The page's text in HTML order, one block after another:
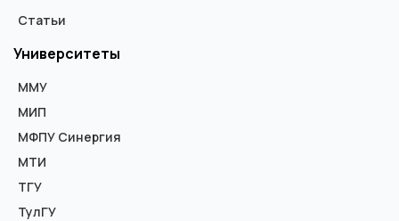
Статьи
Университеты
ММУ
МИП
МФПУ Синергия
МТИ
ТГУ
ТулГУ